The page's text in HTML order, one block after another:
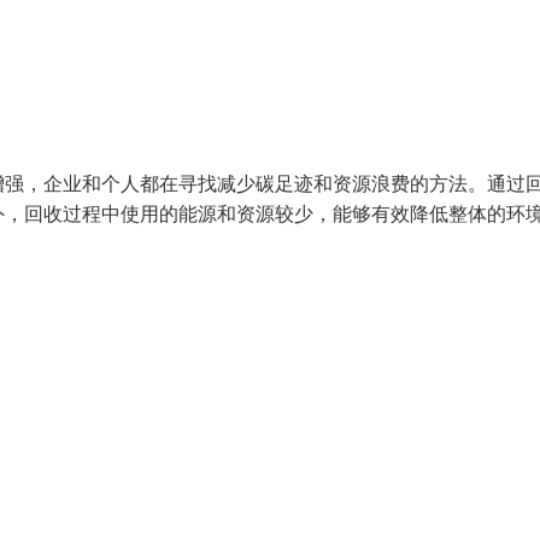
，企业和个人都在寻找减少碳足迹和资源浪费的方法。通过
回收过程中使用的能源和资源较少，能够有效降低整体的环